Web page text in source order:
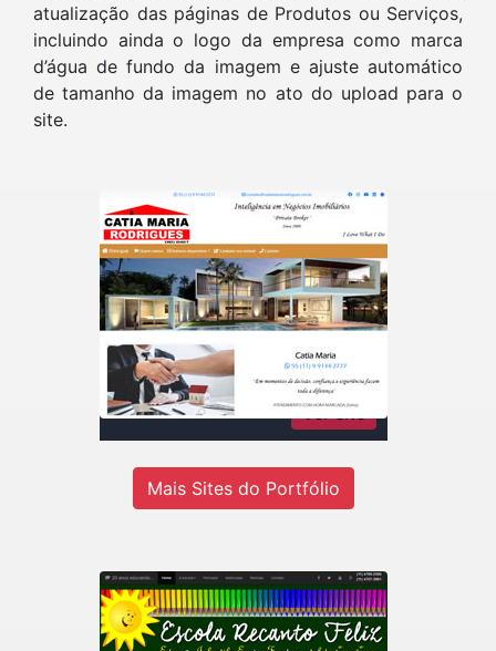
atualização das páginas de Produtos ou Serviços,
incluindo ainda o logo da empresa como marca
d’água de fundo da imagem e ajuste automático
de tamanho da imagem no ato do upload para o
site.
Catia Maria Rodrigues
Imóveis
Consultora de imóveis - Inteligência
em negócios imobiliários
Ver site
Mais Sites do Portfólio